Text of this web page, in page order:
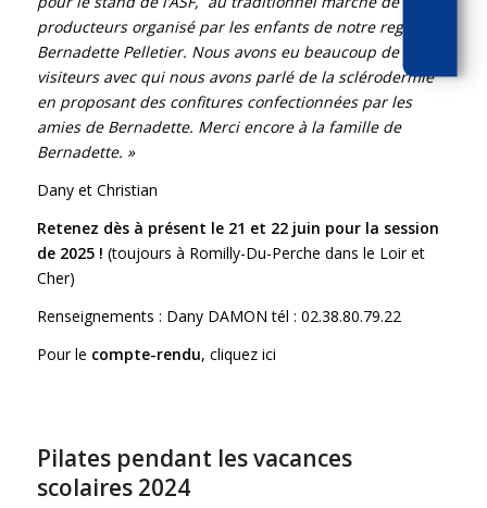
producteurs organisé par les enfants de notre regrettée
Bernadette Pelletier. Nous avons eu beaucoup de
visiteurs avec qui nous avons parlé de la sclérodermie
en proposant des confitures confectionnées par les
amies de Bernadette. Merci encore à la famille de
Bernadette. »
Dany et Christian
Retenez dès à présent le 21 et 22 juin pour la session
de 2025 ! (toujours à Romilly-Du-Perche dans le Loir et
Cher)
Renseignements : Dany DAMON tél : 02.38.80.79.22
Pour le compte-rendu, cliquez ici
Pilates pendant les vacances
scolaires 2024